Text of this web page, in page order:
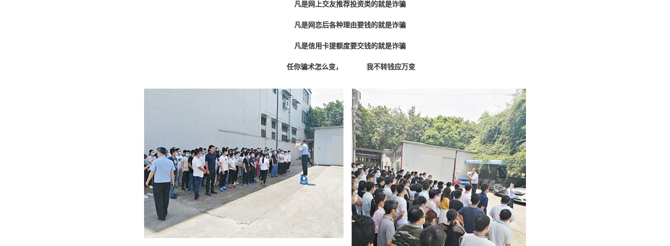
凡是网上交友推荐投资类的就是诈骗
凡是网恋后各种理由要钱的就是诈骗
凡是信用卡提额度要交钱的就是诈骗
任你骗术怎么变， 我不转钱应万变